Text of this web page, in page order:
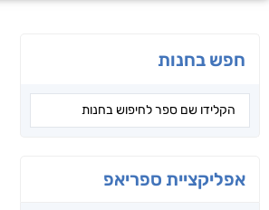
חפש בחנות
אפליקציית ספריאפ